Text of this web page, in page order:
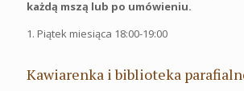
każdą mszą lub po umówieniu.
1. Piątek miesiąca 18:00-19:00
Kawiarenka i biblioteka